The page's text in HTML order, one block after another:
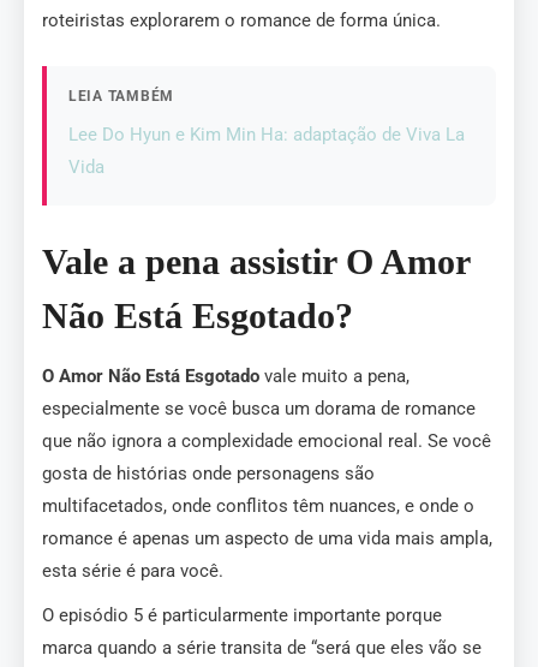
roteiristas explorarem o romance de forma única.
LEIA TAMBÉM
Lee Do Hyun e Kim Min Ha: adaptação de Viva La
Vida
Vale a pena assistir O Amor
Não Está Esgotado?
O Amor Não Está Esgotado vale muito a pena,
especialmente se você busca um dorama de romance
que não ignora a complexidade emocional real. Se você
gosta de histórias onde personagens são
multifacetados, onde conflitos têm nuances, e onde o
romance é apenas um aspecto de uma vida mais ampla,
esta série é para você.
O episódio 5 é particularmente importante porque
marca quando a série transita de “será que eles vão se